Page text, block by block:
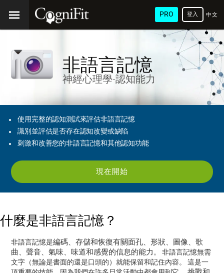
PRO 中文
(繁
體)
登入
非語言記憶
神經心理學-認知能力
使用完整的認知測試來評估非語言記憶
識別並評估是否存在認知改變或缺陷
刺激和改善您的非語言記憶和其他認知功能
現在開始
什麼是非語言記憶？
非語言記憶是編碼、存儲和恢復有關面孔、形狀、圖像、歌
曲、聲音、氣味、味道和感覺的信息的能力 。 非語言記憶無需
文字（無論是書面的還是口頭的）就能保留和記住內容。 這是一